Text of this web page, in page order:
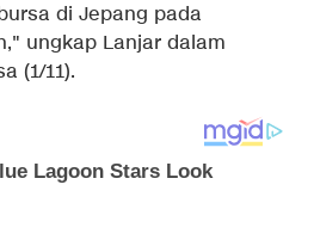
di Jepang pada
ungkap Lanjar dalam
(1/11).